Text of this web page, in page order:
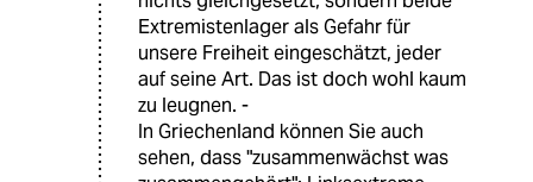
Extremistenlager als Gefahr für
unsere Freiheit eingeschätzt, jeder
auf seine Art. Das ist doch wohl kaum
zu leugnen. -
In Griechenland können Sie auch
sehen, dass "zusammenwächst was